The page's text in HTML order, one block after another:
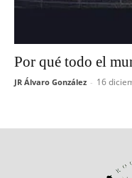
Por qué todo el
JR Álvaro González - 16